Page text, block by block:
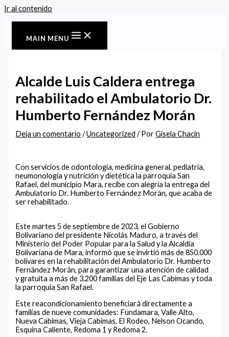
Ir al contenido
MAIN MENU
Alcalde Luis Caldera entrega
rehabilitado el Ambulatorio Dr.
Humberto Fernández Morán
Deja un comentario /Uncategorized / PorGisela Chacin
Con servicios de odontología, medicina general, pediatría,
neumonología y nutrición y dietética la parroquia San
Rafael, del municipio Mara, recibe con alegría la entrega del
Ambulatorio Dr. Humberto Fernández Morán, que acaba de
ser rehabilitado.
Este martes 5 de septiembre de 2023, el Gobierno
Bolivariano del presidente Nicolás Maduro, a través del
Ministerio del Poder Popular para la Salud y la Alcaldía
Bolivariana de Mara, informó que se invirtió más de 850.000
bolívares en la rehabilitación del Ambulatorio Dr. Humberto
Fernández Morán, para garantizar una atención de calidad
y gratuita a más de 3.200 familias del Eje Las Cabimas y toda
la parroquia San Rafael.
Este reacondicionamiento beneficiará directamente a
familias de nueve comunidades: Fundamara, Valle Alto,
Nueva Cabimas, Vieja Cabimas, El Rodeo, Nelson Ocando,
Esquina Caliente, Redoma 1 y Redoma 2.